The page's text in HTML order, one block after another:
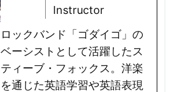
Instructor
ロックバンド「ゴダイゴ」の
ベーシストとして活躍したス
ティーブ・フォックス。洋楽
を通じた英語学習や英語表現